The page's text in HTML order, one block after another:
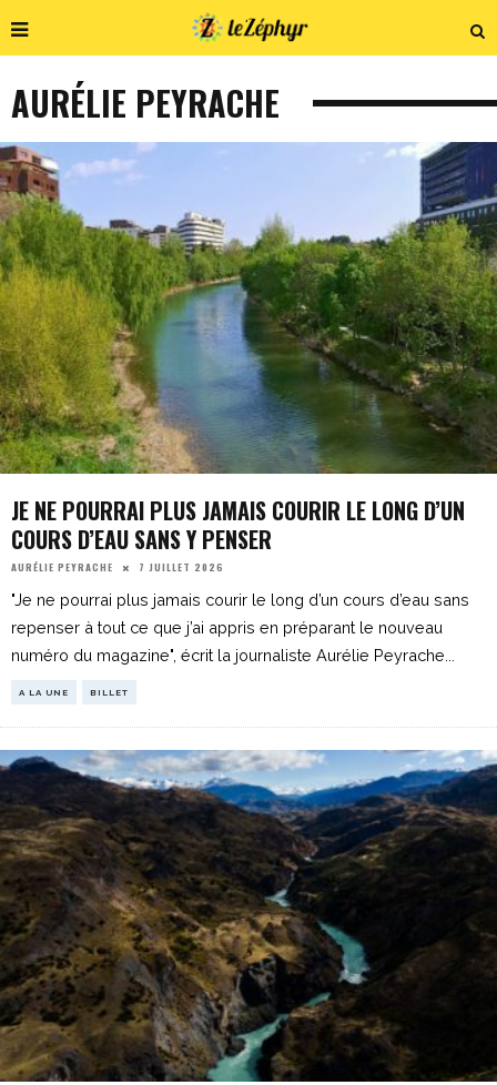
AURÉLIE PEYRACHE
JE NE POURRAI PLUS JAMAIS COURIR LE LONG D’UN
COURS D’EAU SANS Y PENSER
AURÉLIE PEYRACHE 7 JUILLET 2026
"Je ne pourrai plus jamais courir le long d’un cours d’eau sans
repenser à tout ce que j’ai appris en préparant le nouveau
numéro du magazine", écrit la journaliste Aurélie Peyrache
A LA UNE BILLET